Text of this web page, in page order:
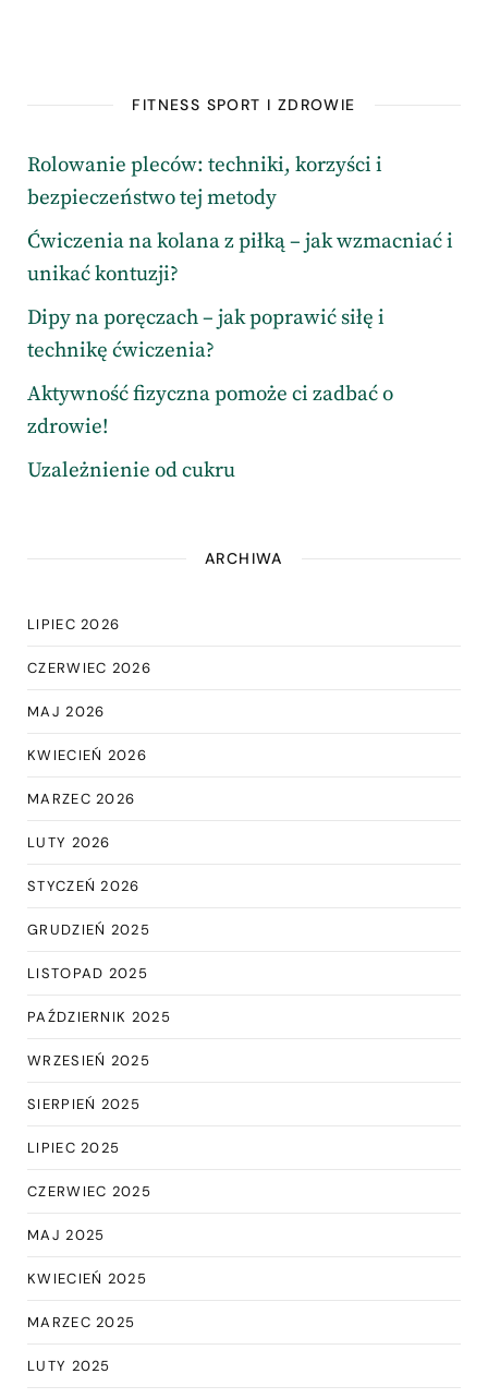
FITNESS SPORT I ZDROWIE
Rolowanie pleców: techniki, korzyści i
bezpieczeństwo tej metody
Ćwiczenia na kolana z piłką – jak wzmacniać i
unikać kontuzji?
Dipy na poręczach – jak poprawić siłę i
technikę ćwiczenia?
Aktywność fizyczna pomoże ci zadbać o
zdrowie!
Uzależnienie od cukru
ARCHIWA
LIPIEC 2026
CZERWIEC 2026
MAJ 2026
KWIECIEŃ 2026
MARZEC 2026
LUTY 2026
STYCZEŃ 2026
GRUDZIEŃ 2025
LISTOPAD 2025
PAŹDZIERNIK 2025
WRZESIEŃ 2025
SIERPIEŃ 2025
LIPIEC 2025
CZERWIEC 2025
MAJ 2025
KWIECIEŃ 2025
MARZEC 2025
LUTY 2025